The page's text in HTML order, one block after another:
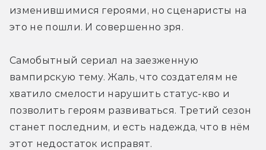
изменившимися героями, но сценаристы на
это не пошли. И совершенно зря.
Самобытный сериал на заезженную
вампирскую тему. Жаль, что создателям не
хватило смелости нарушить статус-кво и
позволить героям развиваться. Третий сезон
станет последним, и есть надежда, что в нём
этот недостаток исправят.